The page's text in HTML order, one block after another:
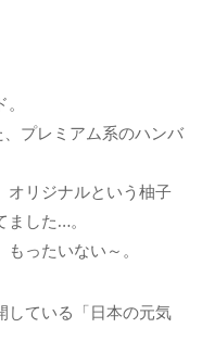
プレミアム系のハンバ
オリジナルという柚子
した…。
ったいない～。
している「日本の元気